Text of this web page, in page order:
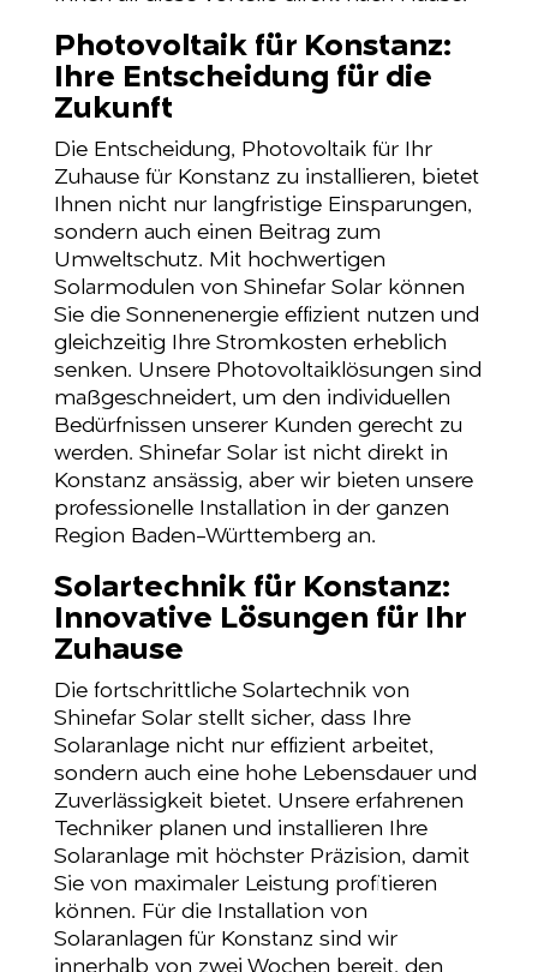
Photovoltaik für Konstanz:
Ihre Entscheidung für die
Zukunft
Die Entscheidung, Photovoltaik für Ihr
Zuhause für Konstanz zu installieren, bietet
Ihnen nicht nur langfristige Einsparungen,
sondern auch einen Beitrag zum
Umweltschutz. Mit hochwertigen
Solarmodulen von Shinefar Solar können
Sie die Sonnenenergie effizient nutzen und
gleichzeitig Ihre Stromkosten erheblich
senken. Unsere Photovoltaiklösungen sind
maßgeschneidert, um den individuellen
Bedürfnissen unserer Kunden gerecht zu
werden. Shinefar Solar ist nicht direkt in
Konstanz ansässig, aber wir bieten unsere
professionelle Installation in der ganzen
Region Baden-Württemberg an.
Solartechnik für Konstanz:
Innovative Lösungen für Ihr
Zuhause
Die fortschrittliche Solartechnik von
Shinefar Solar stellt sicher, dass Ihre
Solaranlage nicht nur effizient arbeitet,
sondern auch eine hohe Lebensdauer und
Zuverlässigkeit bietet. Unsere erfahrenen
Techniker planen und installieren Ihre
Solaranlage mit höchster Präzision, damit
Sie von maximaler Leistung profitieren
können. Für die Installation von
Solaranlagen für Konstanz sind wir
innerhalb von zwei Wochen bereit, den